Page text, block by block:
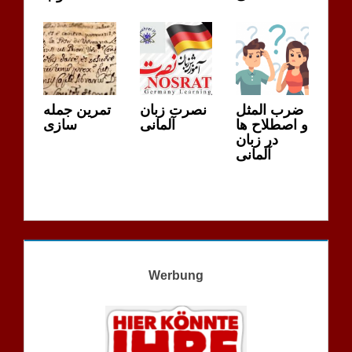
تمرین جمله
سازی
نصرت زبان
آلمانی
ضرب المثل
و اصطلاح ها
در زبان
آلمانی
Werbung